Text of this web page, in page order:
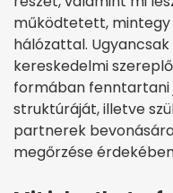
működtetett, mintegy
hálózattal.
kereskedelmi
formában fenntartani
struktúráját, illetve
partnerek
megőrzése